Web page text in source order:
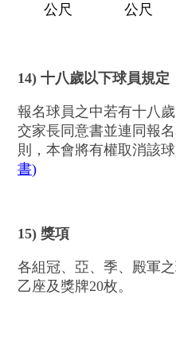
公尺
公尺
14) 十八歲以下球員規定
報名球員之中若有十八
交家長同意書並連同報
則，本會將有權取消該球
書)
15) 獎項
各組冠、亞、季、殿軍
乙座及獎牌20枚。